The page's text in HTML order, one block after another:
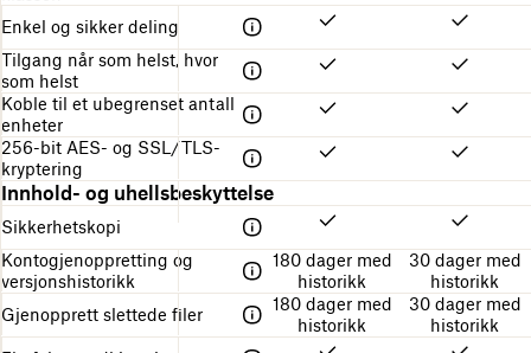
m
e
n
e
t
a
v
a
b
o
n
n
e
m
e
n
t
e
t
s
s
t
r
u
k
t
u
r
k
o
m
m
e
i
g
a
n
g
Enkel og sikker deling
Tilgang når som helst, hvor
som helst
Koble til et ubegrenset antall
enheter
256-bit AES- og SSL/TLS-
kryptering
Innhold- og uhellsbeskyttelse
Sikkerhetskopi
Kontogjenoppretting og
versjonshistorikk
180 dager med
historikk
30 dager med
historikk
Gjenopprett slettede filer
180 dager med
historikk
30 dager med
historikk